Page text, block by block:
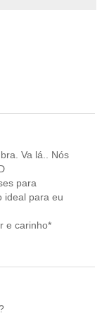
Va lá.. Nós
para
ideal para eu
e carinho*